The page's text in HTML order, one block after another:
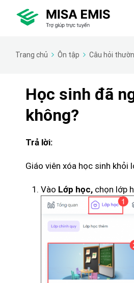
Trang chủ Ôn tập Câu hỏi
Học sinh đã
không?
Trả lời:
Giáo viên xóa học sinh khỏi
Vào Lớp học, chọn lớp